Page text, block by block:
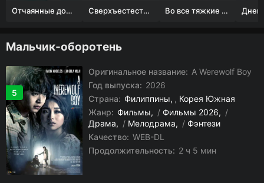
Отчаянные домохозяйки (1 сезон) Сверхъестественное Во все тяжкие 1-5 сезон
Мальчик-оборотень
5
Оригинальное название: A Werewolf Boy
Год выпуска: 2026
Страна: Филиппины , Корея Южная
Жанр: Фильмы / Фильмы 2026
/
Драма
/ Мелодрама / Фэнтези
Качество: WEB-DL
Продолжительность: 2 ч 5 мин